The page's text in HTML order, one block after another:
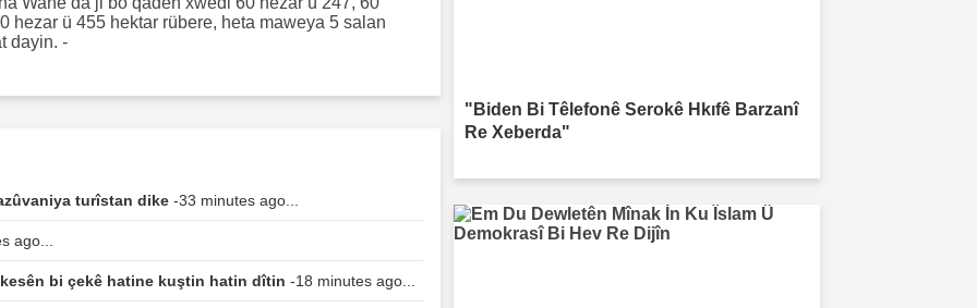
hezar ü 455 hektar rübere, heta maweya 5 salan
dayin. -
turîstan dike -33 minutes ago...
ago...
bi çekê hatine kuştin hatin dîtin -18 minutes ago...
"Biden Bi Têlefonê Serokê Hkıfê Barzanî
Re Xeberda"